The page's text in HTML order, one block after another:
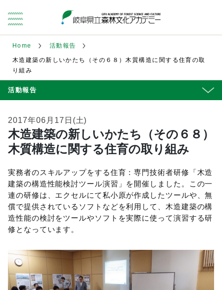
Home 活動報告
木造建築の新しいかたち（その６８）木質構造に関する住育の取
り組み
活動報告
2017年06月17日(土)
木造建築の新しいかたち（その６８）
木質構造に関する住育の取り組み
実務者のスキルアップをする住育：専門技術者研修「木造
建築の構造性能検討ツール演習」を開催しました。この一
連の研修は、エクセルにて私小原が作成したツールや、無
償で提供されているソフトなどを利用して、木造建築の構
造性能の検討をツールやソフトを実際に使って演習する研
修となっています。